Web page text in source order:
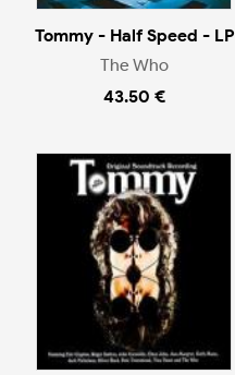
Tommy - Half Speed - LP
The Who
43.50 €